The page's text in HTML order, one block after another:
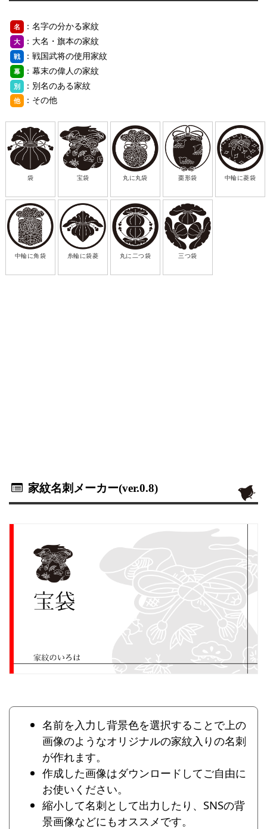
名 ：名字の分かる家紋
大 ：大名・旗本の家紋
戦 ：戦国武将の使用家紋
幕 ：幕末の偉人の家紋
別 ：別名のある家紋
他 ：その他
袋 宝袋 丸に丸袋 棗形袋 中輪に菱袋
中輪に角袋 糸輪に袋菱 丸に二つ袋 三つ袋
家紋名刺メーカー(ver.0.8)
名前を入力し背景色を選択することで上の
画像のようなオリジナルの家紋入りの名刺
が作れます。
作成した画像はダウンロードしてご自由に
お使いください。
縮小して名刺として出力したり、SNSの背
景画像などにもオススメです。